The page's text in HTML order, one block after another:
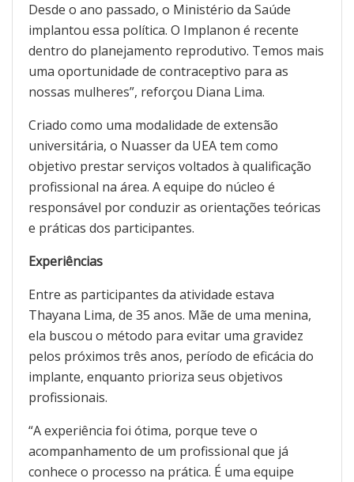
Desde o ano passado, o Ministério da Saúde
implantou essa política. O Implanon é recente
dentro do planejamento reprodutivo. Temos mais
uma oportunidade de contraceptivo para as
nossas mulheres”, reforçou Diana Lima.
Criado como uma modalidade de extensão
universitária, o Nuasser da UEA tem como
objetivo prestar serviços voltados à qualificação
profissional na área. A equipe do núcleo é
responsável por conduzir as orientações teóricas
e práticas dos participantes.
Experiências
Entre as participantes da atividade estava
Thayana Lima, de 35 anos. Mãe de uma menina,
ela buscou o método para evitar uma gravidez
pelos próximos três anos, período de eficácia do
implante, enquanto prioriza seus objetivos
profissionais.
“A experiência foi ótima, porque teve o
acompanhamento de um profissional que já
conhece o processo na prática. É uma equipe